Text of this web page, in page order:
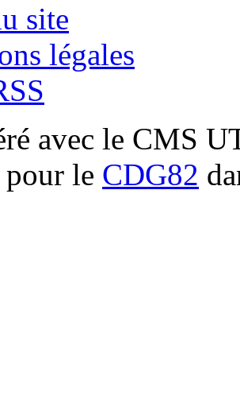
site
légales
avec le CMS
pour le CDG82